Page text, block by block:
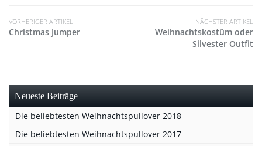
VORHERIGER ARTIKEL
Christmas Jumper
NÄCHSTER ARTIKEL
Weihnachtskostüm oder
Silvester Outfit
Neueste Beiträge
Die beliebtesten Weihnachtspullover 2018
Die beliebtesten Weihnachtspullover 2017